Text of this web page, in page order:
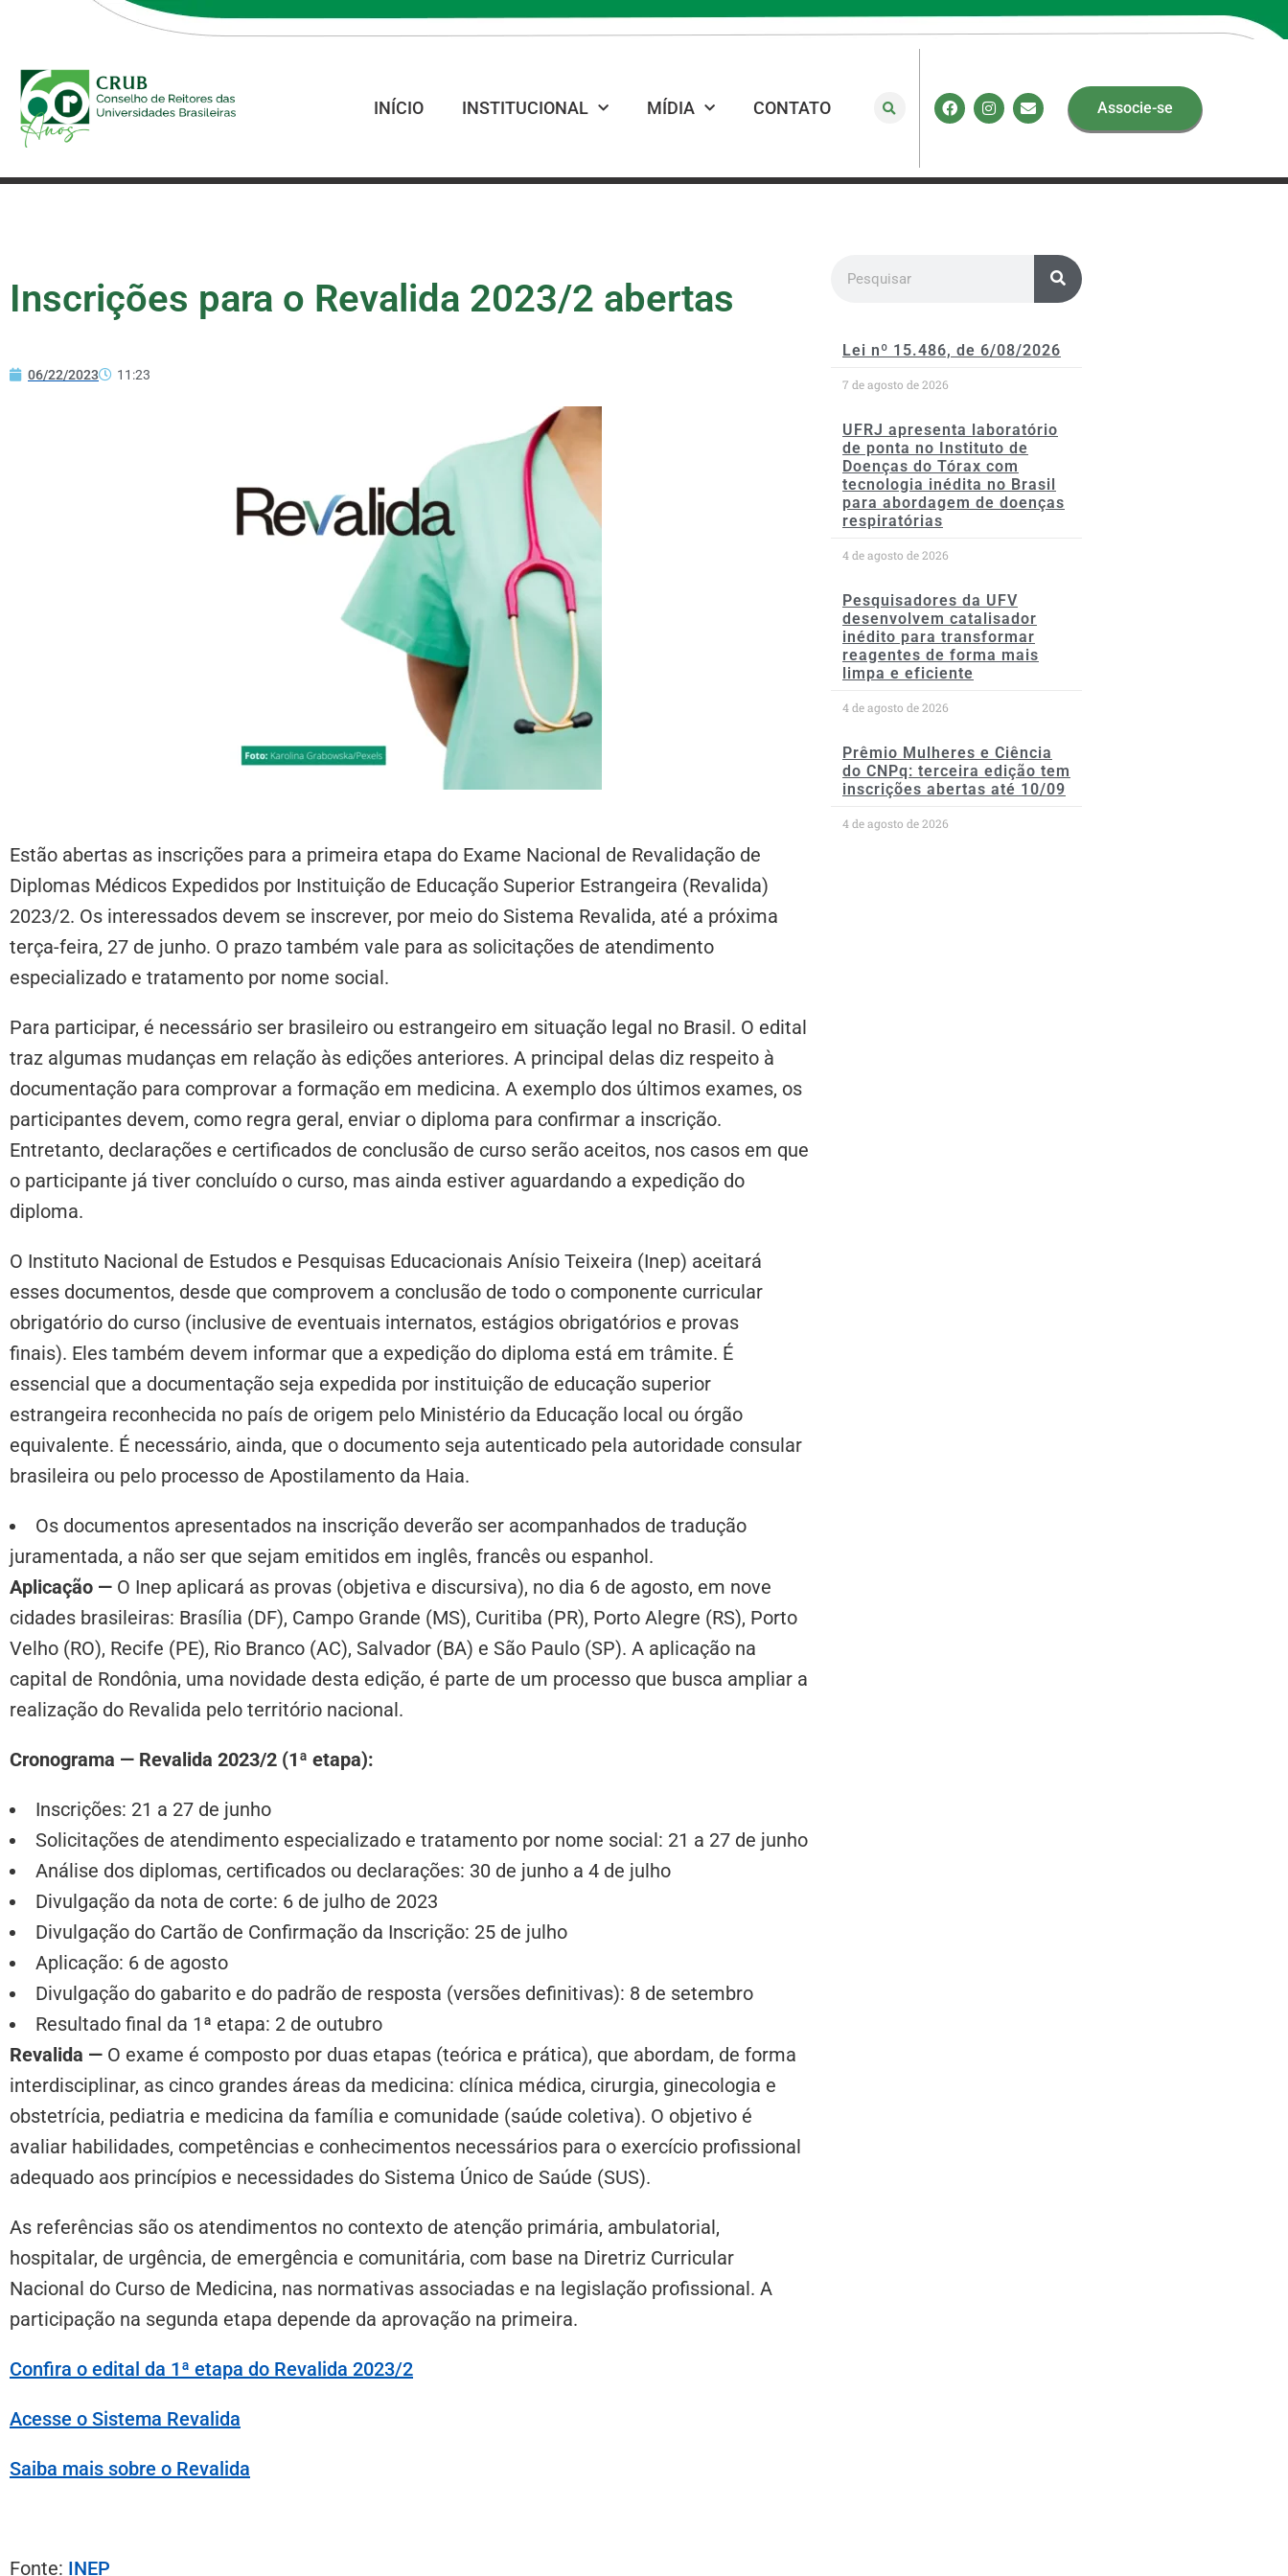
INÍCIO INSTITUCIONAL MÍDIA CONTATO Associe-se
Inscrições para o Revalida 2023/2 abertas
06/22/2023 11:23
Estão abertas as inscrições para a primeira etapa do Exame Nacional de Revalidação de
Diplomas Médicos Expedidos por Instituição de Educação Superior Estrangeira (Revalida)
2023/2. Os interessados devem se inscrever, por meio do Sistema Revalida, até a próxima
terça-feira, 27 de junho. O prazo também vale para as solicitações de atendimento
especializado e tratamento por nome social.
Para participar, é necessário ser brasileiro ou estrangeiro em situação legal no Brasil. O edital
traz algumas mudanças em relação às edições anteriores. A principal delas diz respeito à
documentação para comprovar a formação em medicina. A exemplo dos últimos exames, os
participantes devem, como regra geral, enviar o diploma para confirmar a inscrição.
Entretanto, declarações e certificados de conclusão de curso serão aceitos, nos casos em que
o participante já tiver concluído o curso, mas ainda estiver aguardando a expedição do
diploma.
O Instituto Nacional de Estudos e Pesquisas Educacionais Anísio Teixeira (Inep) aceitará
esses documentos, desde que comprovem a conclusão de todo o componente curricular
obrigatório do curso (inclusive de eventuais internatos, estágios obrigatórios e provas
finais). Eles também devem informar que a expedição do diploma está em trâmite. É
essencial que a documentação seja expedida por instituição de educação superior
estrangeira reconhecida no país de origem pelo Ministério da Educação local ou órgão
equivalente. É necessário, ainda, que o documento seja autenticado pela autoridade consular
brasileira ou pelo processo de Apostilamento da Haia.
Os documentos apresentados na inscrição deverão ser acompanhados de tradução
juramentada, a não ser que sejam emitidos em inglês, francês ou espanhol.
Aplicação — O Inep aplicará as provas (objetiva e discursiva), no dia 6 de agosto, em nove
cidades brasileiras: Brasília (DF), Campo Grande (MS), Curitiba (PR), Porto Alegre (RS), Porto
Velho (RO), Recife (PE), Rio Branco (AC), Salvador (BA) e São Paulo (SP). A aplicação na
capital de Rondônia, uma novidade desta edição, é parte de um processo que busca ampliar a
realização do Revalida pelo território nacional.
Cronograma — Revalida 2023/2 (1ª etapa):
Inscrições: 21 a 27 de junho
Solicitações de atendimento especializado e tratamento por nome social: 21 a 27 de junho
Análise dos diplomas, certificados ou declarações: 30 de junho a 4 de julho
Divulgação da nota de corte: 6 de julho de 2023
Divulgação do Cartão de Confirmação da Inscrição: 25 de julho
Aplicação: 6 de agosto
Divulgação do gabarito e do padrão de resposta (versões definitivas): 8 de setembro
Resultado final da 1ª etapa: 2 de outubro
Revalida — O exame é composto por duas etapas (teórica e prática), que abordam, de forma
interdisciplinar, as cinco grandes áreas da medicina: clínica médica, cirurgia, ginecologia e
obstetrícia, pediatria e medicina da família e comunidade (saúde coletiva). O objetivo é
avaliar habilidades, competências e conhecimentos necessários para o exercício profissional
adequado aos princípios e necessidades do Sistema Único de Saúde (SUS).
As referências são os atendimentos no contexto de atenção primária, ambulatorial,
hospitalar, de urgência, de emergência e comunitária, com base na Diretriz Curricular
Nacional do Curso de Medicina, nas normativas associadas e na legislação profissional. A
participação na segunda etapa depende da aprovação na primeira.
Confira o edital da 1ª etapa do Revalida 2023/2
Acesse o Sistema Revalida
Saiba mais sobre o Revalida
Fonte: INEP
Lei nº 15.486, de 6/08/2026
7 de agosto de 2026
UFRJ apresenta laboratório
de ponta no Instituto de
Doenças do Tórax com
tecnologia inédita no Brasil
para abordagem de doenças
respiratórias
4 de agosto de 2026
Pesquisadores da UFV
desenvolvem catalisador
inédito para transformar
reagentes de forma mais
limpa e eficiente
4 de agosto de 2026
Prêmio Mulheres e Ciência
do CNPq: terceira edição tem
inscrições abertas até 10/09
4 de agosto de 2026